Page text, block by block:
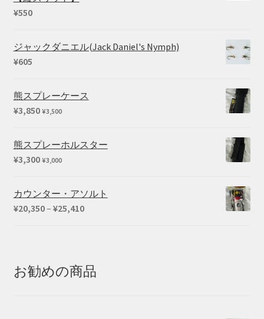
¥550
ジャックダニエル(Jack Daniel's Nymph)
¥605
熊スプレーケース
¥3,850 ¥3,500
熊スプレーホルスター
¥3,300 ¥3,000
カウンター・アソルト
¥20,350– ¥25,410価
–
¥25,410
お勧めの商品